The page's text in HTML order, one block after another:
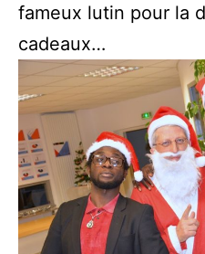
fameux lutin pour la
cadeaux…